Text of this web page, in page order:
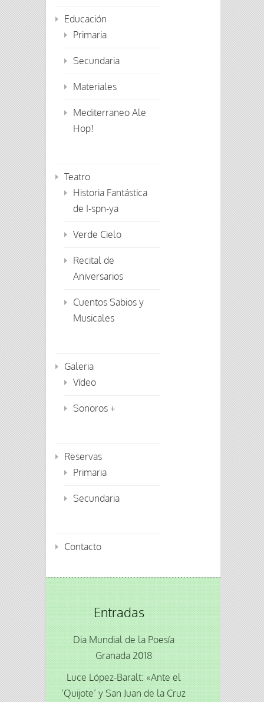
Educación
Primaria
Secundaria
Materiales
Mediterraneo Ale
Hop!
Teatro
Historia Fantástica
de I-spn-ya
Verde Cielo
Recital de
Aniversarios
Cuentos Sabios y
Musicales
Galeria
Vídeo
Sonoros +
Reservas
Primaria
Secundaria
Contacto
Entradas
Dia Mundial de la Poesía
Granada 2018
Luce López-Baralt: «Ante el
‘Quijote’ y San Juan de la Cruz